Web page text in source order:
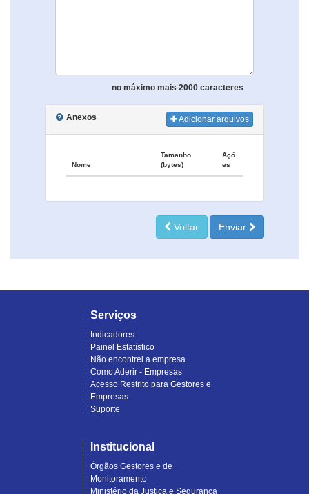
no máximo mais 2000 caracteres
Anexos Adicionar arquivos
Nome
Tamanho
(bytes)
Açõ
es
Voltar Enviar
Serviços
Indicadores
Painel Estatístico
Não encontrei a empresa
Como Aderir - Empresas
Acesso Restrito para Gestores e
Empresas
Suporte
Institucional
Órgãos Gestores e de
Monitoramento
Ministério da Justiça e Segurança